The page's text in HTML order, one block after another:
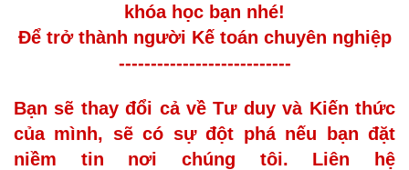
khóa học bạn nhé!
Để trở thành người Kế toán chuyên nghiệp
---------------------------
Bạn sẽ thay đổi cả về Tư duy và Kiến thức
của mình, sẽ có sự đột phá nếu bạn đặt
niềm tin nơi chúng tôi. Liên hệ